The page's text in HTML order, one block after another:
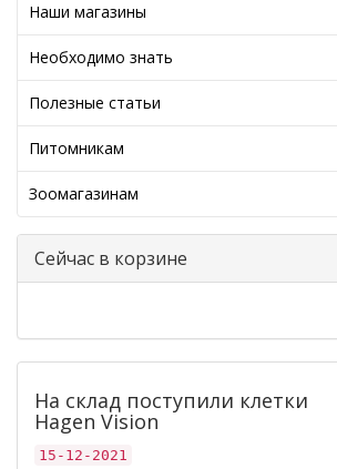
Наши магазины
Необходимо знать
Полезные статьи
Питомникам
Зоомагазинам
Сейчас в корзине
На склад поступили клетки
Hagen Vision
15-12-2021